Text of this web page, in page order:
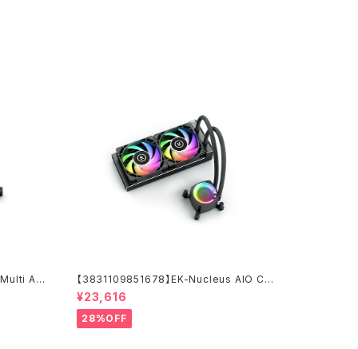
All
【3831109851678】EK-Nucleus AIO CR
240 Lux D-RGB
¥23,616
28%OFF